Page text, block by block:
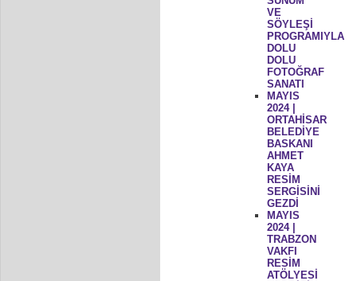
VE
SÖYLEŞİ
PROGRAMIYLA
DOLU
DOLU
FOTOĞRAF
SANATI
MAYIS
2024 |
ORTAHİSAR
BELEDİYE
BASKANI
AHMET
KAYA
RESİM
SERGİSİNİ
GEZDİ
MAYIS
2024 |
TRABZON
VAKFI
RESİM
ATÖLYESİ